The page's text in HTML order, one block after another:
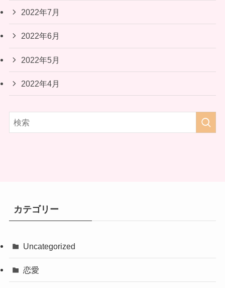
2022年7月
2022年6月
2022年5月
2022年4月
カテゴリー
Uncategorized
恋愛